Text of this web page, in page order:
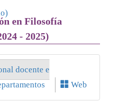
en Filosofía
- 2025)
docente e
Web